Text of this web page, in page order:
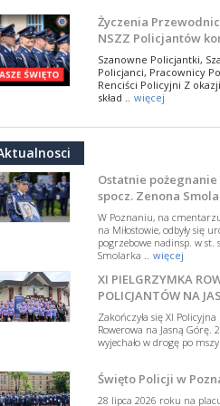
Życzenia
NSZZ Policjantów
Jankowskiego z
Policji 2026
Szanowne Policjantki,
Policjanci, Pracownicy
Renciści Policyjni Z
skład .. więcej
NSZZ Policjantów:
W przestrzeni
pojawiły się
w funkcjonariuszki i
Policj .. więcej
Dodatkowe
policjantów. NSZZP:
rozwiązania
zmiany przepisów
podejmowanie przez
dodatkowej pracy
Krok 1. Umorzenie.
z hejtem
Postępowanie dotyczące
Policji w miejscu
Tomasza Sakiewicza
NSZZ Policjantów
Na zaproszenie Zarządu
Policjantów w Polsce gościł
Departamentu Policji w
.. więcej
PAMIĘTAMY I
SIERŻ. MARKOWI
poświęconą starszemu
Ostatnie pożegnanie
spocz. Zenona
W Poznaniu, na
na Miłostowie, odbyły się
pogrzebowe nadinsp. w st.
Smolarka .. więcej
XI PIELGRZYMKA
POLICJANTÓW NA
Zakończyła się XI
Rowerowa na Jasną Górę.
wyjechało w drogę po
Święto Policji w
28 lipca 2026 roku na